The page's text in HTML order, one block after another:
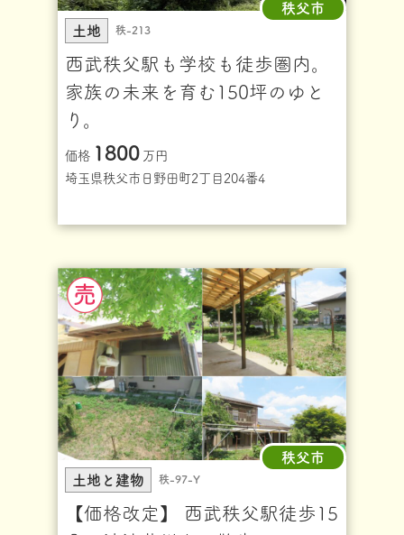
秩父市
土地
秩-213
西武秩父駅も学校も徒歩圏内。
家族の未来を育む150坪のゆと
り。
価格 1800 万円
埼玉県秩父市日野田町2丁目204番4
秩父市
土地と建物
秩-97-Y
【価格改定】 西武秩父駅徒歩15